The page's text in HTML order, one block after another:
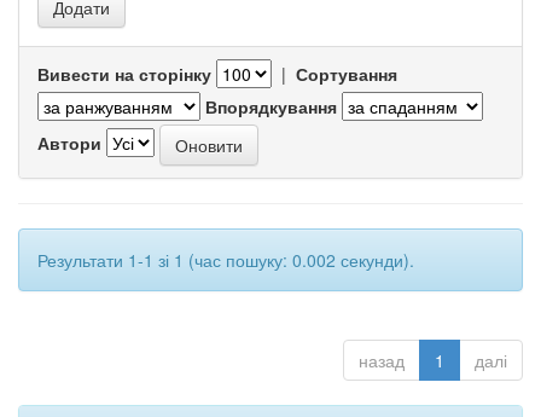
Вивести на сторінку | Сортування
Впорядкування
Автори
Результати 1-1 зі 1 (час пошуку: 0.002 секунди).
назад 1 далі